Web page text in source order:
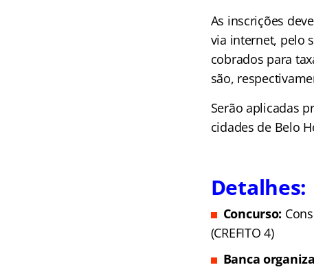
As inscrições
via internet, pelo
cobrados para
são,
Serão aplicadas
cidades de Belo
Detalhes:
Concurso:
(CREFITO 4)
Banca